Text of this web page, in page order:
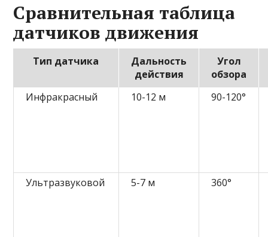
Сравнительная таблица
датчиков движения
Тип датчика
Дальность
действия
Угол
обзора
Инфракрасный
10-12 м 90-120°
Ультразвуковой 5-7 м 360°